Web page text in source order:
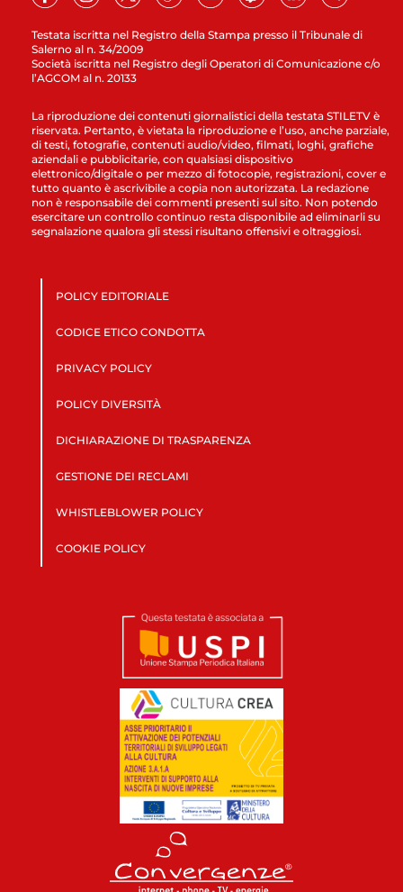
Testata iscritta nel Registro della Stampa presso il Tribunale di
Salerno al n. 34/2009
Società iscritta nel Registro degli Operatori di Comunicazione c/o
l’AGCOM al n. 20133
La riproduzione dei contenuti giornalistici della testata STILETV è
riservata. Pertanto, è vietata la riproduzione e l’uso, anche parziale,
di testi, fotografie, contenuti audio/video, filmati, loghi, grafiche
aziendali e pubblicitarie, con qualsiasi dispositivo
elettronico/digitale o per mezzo di fotocopie, registrazioni, cover e
tutto quanto è ascrivibile a copia non autorizzata. La redazione
non è responsabile dei commenti presenti sul sito. Non potendo
esercitare un controllo continuo resta disponibile ad eliminarli su
segnalazione qualora gli stessi risultano offensivi e oltraggiosi.
POLICY EDITORIALE
CODICE ETICO CONDOTTA
PRIVACY POLICY
POLICY DIVERSITÀ
DICHIARAZIONE DI TRASPARENZA
GESTIONE DEI RECLAMI
WHISTLEBLOWER POLICY
COOKIE POLICY